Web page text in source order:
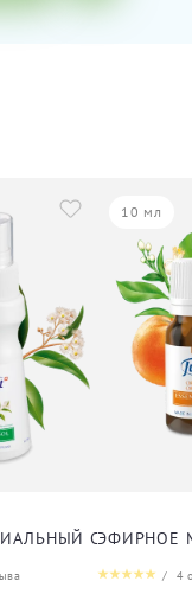
СПРЕЙ
10 мл
ЭФИРНОЕ
/ 4